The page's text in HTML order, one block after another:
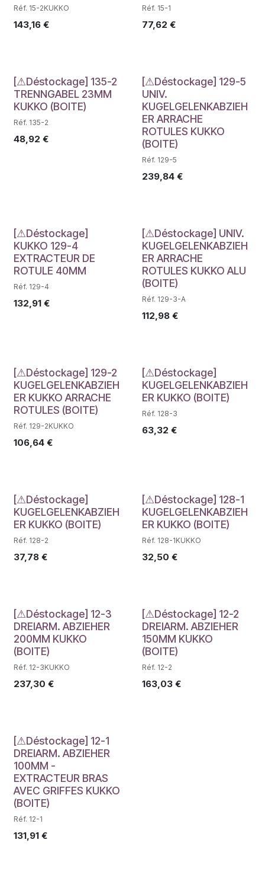
Réf. 15-2KUKKO
143,16 €
Réf. 15-1
77,62 €
Déstockage
[⚠Déstockage] 135-2
TRENNGABEL 23MM
KUKKO (BOITE)
Réf. 135-2
48,92 €
Déstockage
[⚠Déstockage] 129-5
UNIV.
KUGELGELENKABZIEH
ER ARRACHE
ROTULES KUKKO
(BOITE)
Réf. 129-5
239,84€
Déstockage
[⚠Déstockage]
KUKKO 129-4
EXTRACTEUR DE
ROTULE 40MM
Réf. 129-4
132,91 €
Déstockage
[⚠Déstockage] UNIV.
KUGELGELENKABZIEH
ER ARRACHE
ROTULES KUKKO ALU
(BOITE)
Réf. 129-3-A
112,98€
Déstockage
[⚠Déstockage] 129-2
KUGELGELENKABZIEH
ER KUKKO ARRACHE
ROTULES (BOITE)
Réf. 129-2KUKKO
106,64 €
Déstockage
[⚠Déstockage]
KUGELGELENKABZIEH
ER KUKKO (BOITE)
Réf. 128-3
63,32 €
Déstockage
[⚠Déstockage]
KUGELGELENKABZIEH
ER KUKKO (BOITE)
Réf. 128-2
37,78 €
Déstockage
[⚠Déstockage] 128-1
KUGELGELENKABZIEH
ER KUKKO (BOITE)
Réf. 128-1KUKKO
32,50 €
Déstockage
[⚠Déstockage] 12-3
DREIARM. ABZIEHER
200MM KUKKO
(BOITE)
Réf. 12-3KUKKO
237,30 €
Déstockage
[⚠Déstockage] 12-2
DREIARM. ABZIEHER
150MM KUKKO
(BOITE)
Réf. 12-2
163,03€
Déstockage
[⚠Déstockage] 12-1
DREIARM. ABZIEHER
100MM -
EXTRACTEUR BRAS
AVEC GRIFFES KUKKO
(BOITE)
Réf. 12-1
131,91 €